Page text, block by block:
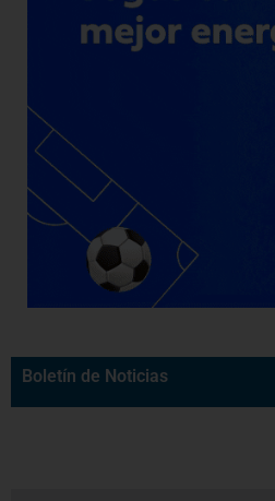
Boletín de Noticias